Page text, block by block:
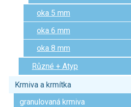
oka 5 mm
oka 6 mm
oka 8 mm
Různé + Atyp
Krmiva a krmítka
granulovaná krmiva